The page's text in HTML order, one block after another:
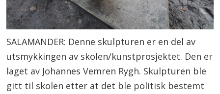
SALAMANDER: Denne skulpturen er en del av
utsmykkingen av skolen/kunstprosjektet. Den er
laget av Johannes Vemren Rygh. Skulpturen ble
gitt til skolen etter at det ble politisk bestemt